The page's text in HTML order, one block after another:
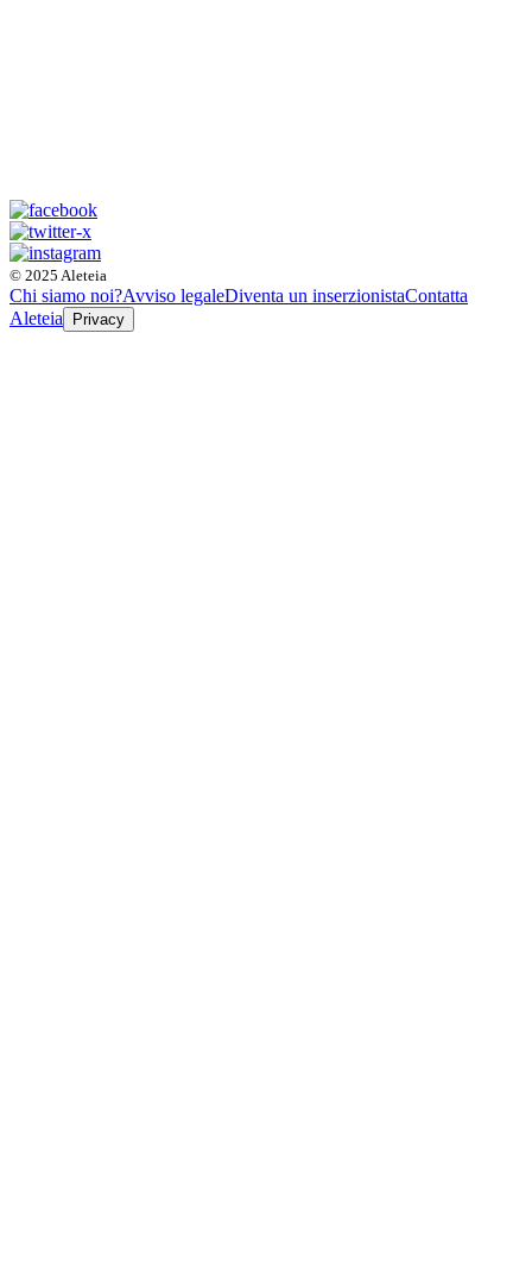
© 2025 Aleteia
Chi siamo noi?Avviso legaleDiventa un inserzionistaContatta
Aleteia
Privacy